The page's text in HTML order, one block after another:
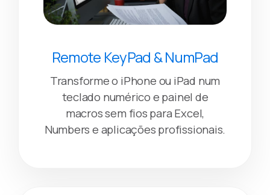
Remote KeyPad & NumPad
Transforme o iPhone ou iPad num
teclado numérico e painel de
macros sem fios para Excel,
Numbers e aplicações profissionais.